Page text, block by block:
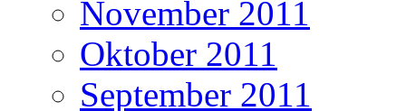
November 2011
Oktober 2011
September 2011